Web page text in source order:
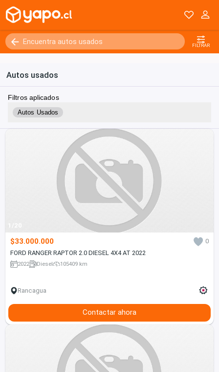
FILTRAR
Autos usados
Filtros aplicados
Autos Usados
1/20
$33.000.000
0
FORD RANGER RAPTOR 2.0 DIESEL 4X4 AT 2022
2022 Diesel 105409 km
Rancagua
Contactar ahora